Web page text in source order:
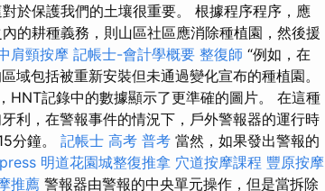
於保護我們的土壤很重要。 根據程序程序，應
的耕種義務，則山區社區應消除種植園，然後援
肩頸按摩 記帳士-會計學概要 整復師 “例如，在
域包括被重新安裝但未通過變化宣布的種植園。
HNT記錄中的數據顯示了更準確的圖片。 在這種
利，在警報事件的情況下，戶外警報器的運行時
分鐘。 記帳士 高考 普考 當然，如果發出警報的
明道花園城整復推拿 穴道按摩課程 豐原按摩
推薦 警報器由警報的中央單元操作，但是當拆除